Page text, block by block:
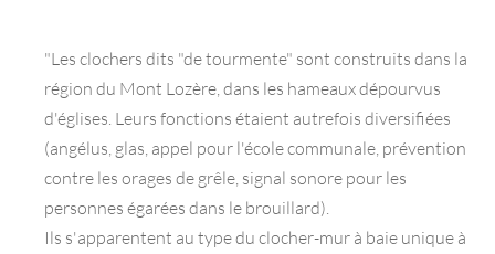
"Les clochers dits "de tourmente" sont construits dans la
région du Mont Lozère, dans les hameaux dépourvus
d'églises. Leurs fonctions étaient autrefois diversifiées
(angélus, glas, appel pour l'école communale, prévention
contre les orages de grêle, signal sonore pour les
personnes égarées dans le brouillard).
Ils s'apparentent au type du clocher-mur à baie unique à